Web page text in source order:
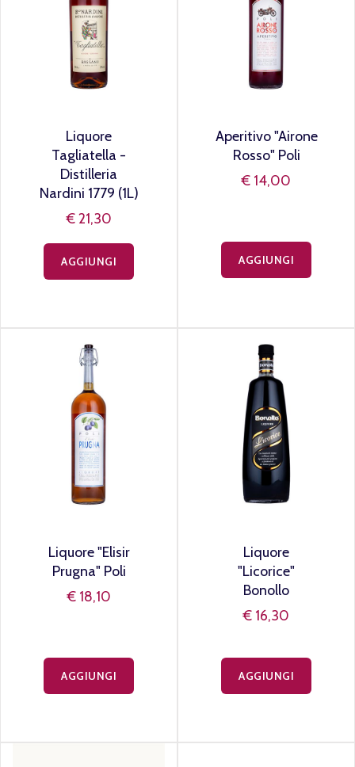
Liquore
Tagliatella -
Distilleria
Nardini 1779 (1L)
€ 21,30
AGGIUNGI
Aperitivo "Airone
Rosso" Poli
€ 14,00
AGGIUNGI
Liquore "Elisir
Prugna" Poli
€ 18,10
AGGIUNGI
Liquore
"Licorice"
Bonollo
€ 16,30
AGGIUNGI